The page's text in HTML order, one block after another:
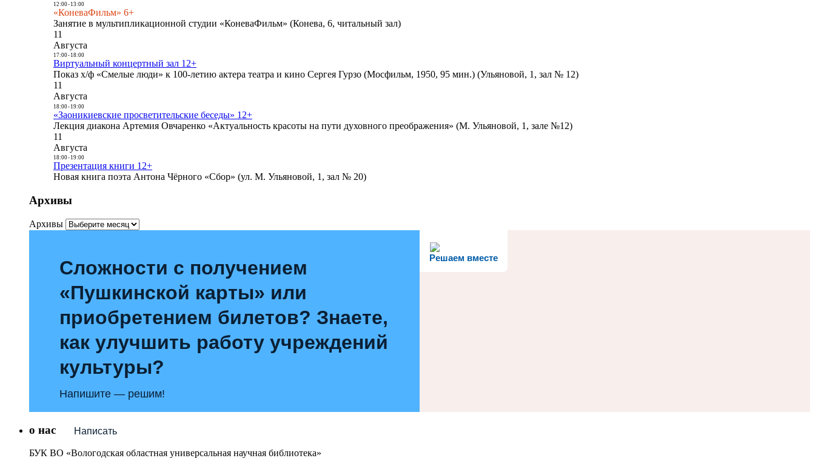
12:00- 13:00
«КоневаФильм» 6+
Занятие в мультипликационной студии «КоневаФильм» (Конева, 6, читальный зал)
11
Августа
17:00- 18:00
Виртуальный концертный зал 12+
Показ х/ф «Смелые люди» к 100-летию актера театра и кино Сергея Гурзо (Мосфильм, 1950, 95 мин.) (Ульяновой, 1, зал № 12)
11
Августа
18:00- 19:00
«Заоникиевские просветительские беседы» 12+
Лекция диакона Артемия Овчаренко «Актуальность красоты на пути духовного преображения» (М. Ульяновой, 1, зале №12)
11
Августа
18:00- 19:00
Презентация книги 12+
Новая книга поэта Антона Чёрного «Сбор» (ул. М. Ульяновой, 1, зал № 20)
Архивы
Архивы
Решаем вместе
Сложности с получением
«Пушкинской карты» или
приобретением билетов? Знаете,
как улучшить работу учреждений
культуры?
Напишите — решим!
Написать
о нас
БУК ВО «Вологодская областная универсальная научная библиотека»